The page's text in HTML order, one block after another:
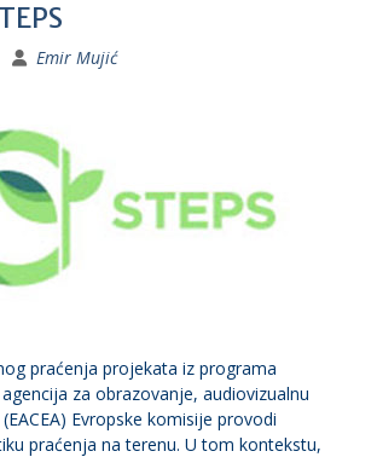
Emir Mujić
praćenja projekata iz programa
za obrazovanje, audiovizualnu
Evropske komisije provodi
praćenja na terenu. U tom kontekstu,